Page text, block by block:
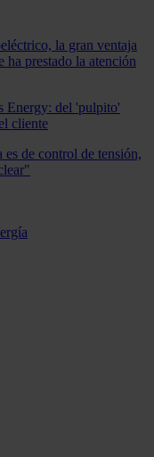
la gran ventaja
ha prestado la atención
Energy: del 'pulpito'
cliente
de control de tensión,